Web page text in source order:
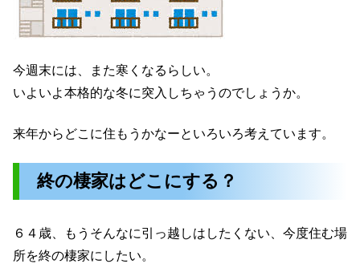
今週末には、また寒くなるらしい。
いよいよ本格的な冬に突入しちゃうのでしょうか。
来年からどこに住もうかなーといろいろ考えています。
終の棲家はどこにする？
６４歳、もうそんなに引っ越しはしたくない、今度住む場
所を終の棲家にしたい。